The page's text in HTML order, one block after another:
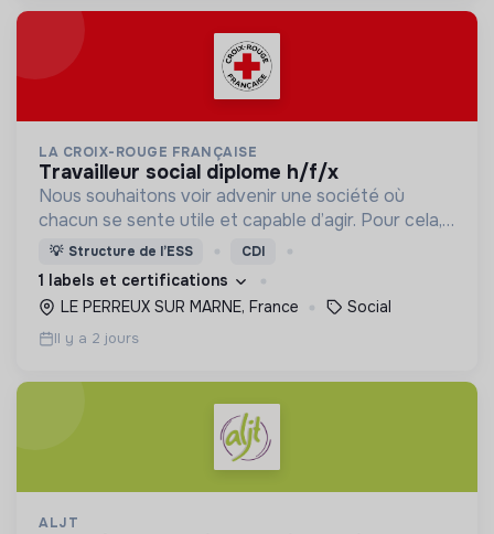
LA CROIX-ROUGE FRANÇAISE
travailleur social diplome h/f/x
Nous souhaitons voir advenir une société où
chacun se sente utile et capable d’agir. Pour cela,
nous proposons des moyens et des lieux
d’engagement innovants et adaptés à tous.
💡 Structure de l’ESS CDI
1 labels et certifications
LE PERREUX SUR MARNE, France
Social
Il y a 2 jours
ALJT